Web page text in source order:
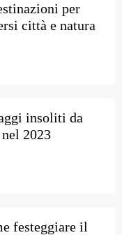
per
città e natura
insoliti da
2023
festeggiare il